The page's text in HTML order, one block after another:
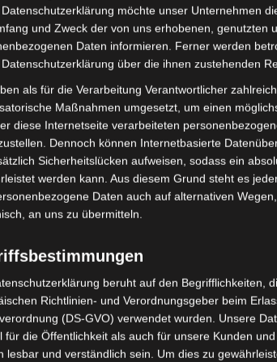
Ersatzteile
möchte unser Unternehmen
und Zweck der von uns erhobenen, genutzten
Daten informieren. Ferner werden
über die ihnen zustehenden
als für die Verarbeitung Verantwortlicher
Maßnahmen umgesetzt, um einen
diese Internetseite verarbeiteten
Dennoch können Internetbasierte
Sicherheitslücken aufweisen, sodass ein
werden kann. Aus diesem Grund steht es
Daten auch auf alternativen
an uns zu übermitteln.
beruht auf den Begrifflichkeiten,
Richtlinien- und Verordnungsgeber beim
(DS-GVO) verwendet wurden. Unsere
für die Öffentlichkeit als auch für unsere Kunden
lesbar und verständlich sein. Um dies zu